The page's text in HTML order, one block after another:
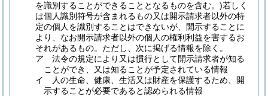
を識別することができることとなるものを含む。)若しく
は個人識別符号が含まれるもの又は開示請求者以外の特
定の個人を識別することはできないが、開示することに
より、なお開示請求者以外の個人の権利利益を害するお
それがあるもの。 ただし、次に掲げる情報を除く。
ア
法令の規定により又は慣行として開示請求者が知る
ことができ、又は知ることが予定されている情報
イ
人の生命、健康、生活又は財産を保護するため、開
示することが必要であると認められる情報